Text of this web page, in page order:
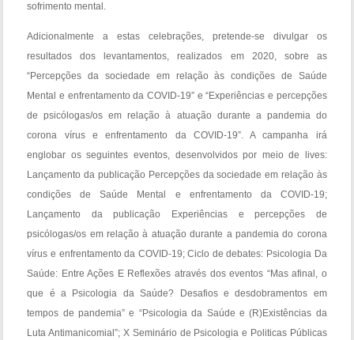
sofrimento mental.
Adicionalmente a estas celebrações, pretende-se divulgar os
resultados dos levantamentos, realizados em 2020, sobre as
“Percepções da sociedade em relação às condições de Saúde
Mental e enfrentamento da COVID-19” e “Experiências e percepções
de psicólogas/os em relação à atuação durante a pandemia do
corona vírus e enfrentamento da COVID-19”. A campanha irá
englobar os seguintes eventos, desenvolvidos por meio de lives:
Lançamento da publicação Percepções da sociedade em relação às
condições de Saúde Mental e enfrentamento da COVID-19;
Lançamento da publicação Experiências e percepções de
psicólogas/os em relação à atuação durante a pandemia do corona
vírus e enfrentamento da COVID-19; Ciclo de debates: Psicologia Da
Saúde: Entre Ações E Reflexões através dos eventos “Mas afinal, o
que é a Psicologia da Saúde? Desafios e desdobramentos em
tempos de pandemia” e “Psicologia da Saúde e (R)Existências da
Luta Antimanicomial”; X Seminário de Psicologia e Politicas Públicas